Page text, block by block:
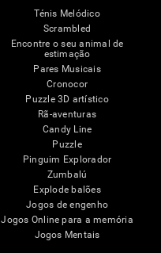
Ténis Melódico
Scrambled
Encontre o seu animal de
estimação
Pares Musicais
Cronocor
Puzzle 3D artístico
Rã-aventuras
Candy Line
Puzzle
Pinguim Explorador
Zumbalú
Explode balões
Jogos de engenho
Jogos Online para a memória
Jogos Mentais